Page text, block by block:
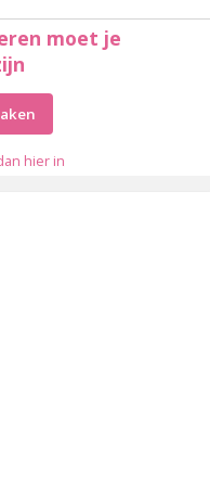
moet je
hier in